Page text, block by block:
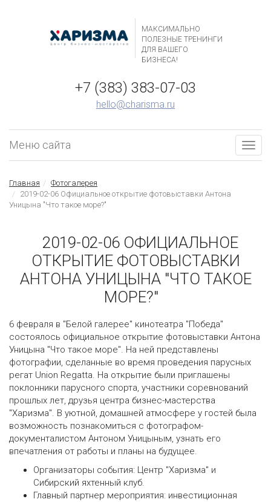
МАКСИМАЛЬНО
ПОЛЕЗНЫЕ ТРЕНИНГИ
ДЛЯ ВАШЕГО
БИЗНЕСА!
+7 (383) 383-07-03
hello@charisma.ru
Меню сайта
Главная
Фотогалерея
2019-02-06 Официальное открытие фотовыставки Антона
Уницына "Что такое море?"
2019-02-06 ОФИЦИАЛЬНОЕ
ОТКРЫТИЕ ФОТОВЫСТАВКИ
АНТОНА УНИЦЫНА "ЧТО ТАКОЕ
МОРЕ?"
6 февраля в "Белой галерее" кинотеатра "Победа"
состоялось официальное открытие фотовыставки Антона
Уницына "Что такое море". На ней представлены
фотографии, сделанные во время проведения парусных
регат Union Regatta. На открытие были приглашены
поклонники парусного спорта, участники соревнований
прошлых лет, друзья центра бизнес-мастерства
"Харизма". В уютной, домашней атмосфере у гостей была
возможность познакомиться с фотографом-
документалистом Антоном Уницыным, узнать его
впечатления от работы и планы на будущее.
Организаторы события: Центр "Харизма" и
Сибирский яхтенный клуб.
Главный партнер мероприятия: инвестиционная